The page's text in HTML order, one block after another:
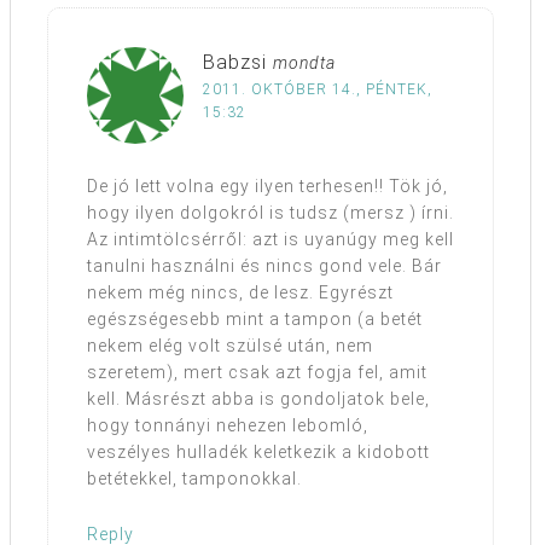
Babzsi mondta
2011. OKTÓBER 14., PÉNTEK,
15:32
De jó lett volna egy ilyen terhesen!! Tök jó,
hogy ilyen dolgokról is tudsz (mersz ) írni.
Az intimtölcsérről: azt is uyanúgy meg kell
tanulni használni és nincs gond vele. Bár
nekem még nincs, de lesz. Egyrészt
egészségesebb mint a tampon (a betét
nekem elég volt szülsé után, nem
szeretem), mert csak azt fogja fel, amit
kell. Másrészt abba is gondoljatok bele,
hogy tonnányi nehezen lebomló,
veszélyes hulladék keletkezik a kidobott
betétekkel, tamponokkal.
Reply